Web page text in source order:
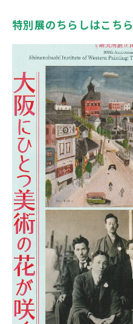
特別展のちらしはこちら